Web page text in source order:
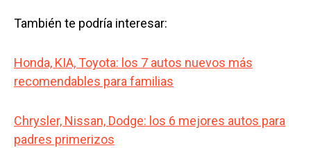
También te podría interesar:
Honda, KIA, Toyota: los 7 autos nuevos más
recomendables para familias
Chrysler, Nissan, Dodge: los 6 mejores autos para
padres primerizos